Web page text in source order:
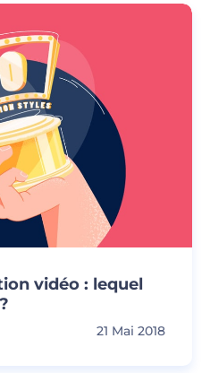
vidéo : lequel
21 Mai 2018